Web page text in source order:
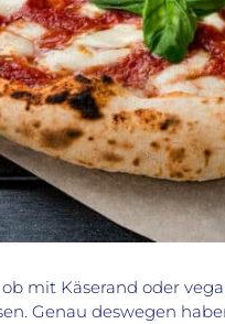
mit Käserand oder
Genau deswegen